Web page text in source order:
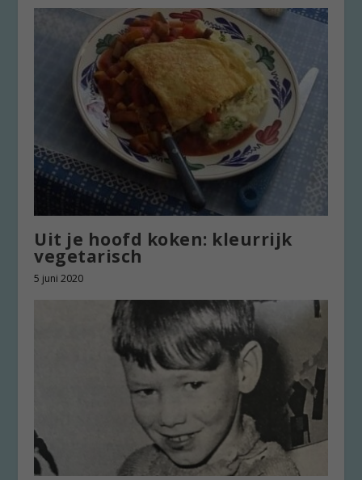
Uit je hoofd koken: kleurrijk
vegetarisch
5 juni 2020